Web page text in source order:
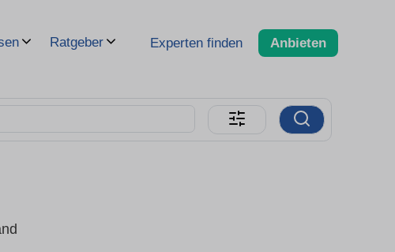
Ratgeber Experten finden Anbieten